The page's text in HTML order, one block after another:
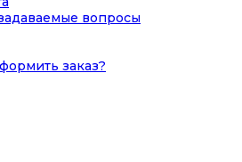
вопросы
заказ?